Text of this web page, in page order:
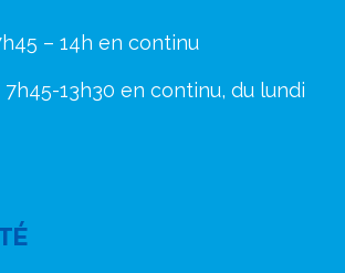
– 14h en continu
13h30 en continu, du lundi